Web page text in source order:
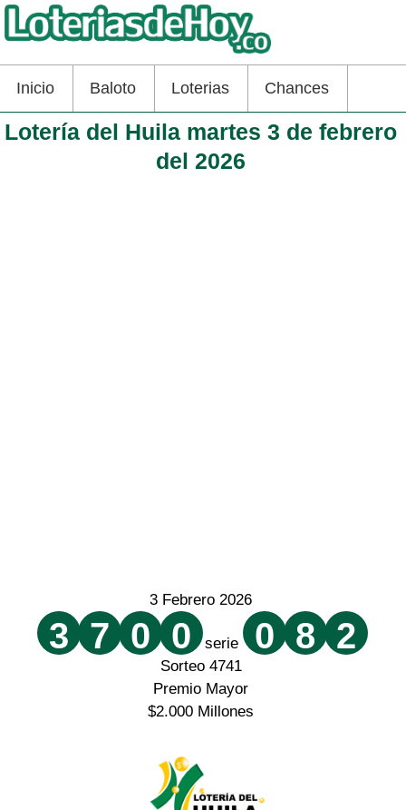
Inicio Baloto Loterias Chances
Lotería del Huila martes 3 de febrero
del 2026
3 Febrero 2026
3 7 0 0 serie 0 8 2
Sorteo 4741
Premio Mayor
$2.000 Millones